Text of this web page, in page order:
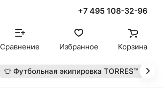
+7 495 108-32-96
Сравнение Избранное Корзина
👕 Футбольная экипировка TORRES™ 🔥